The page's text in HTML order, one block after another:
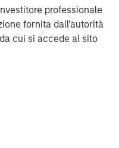
professionale
fornita dall’autorità
cui si accede al sito
array of asset classes,
themes across all